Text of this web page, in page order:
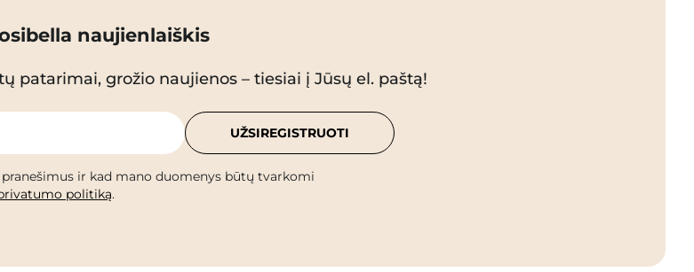
naujienlaiškis
patarimai, grožio naujienos – tiesiai į Jūsų el. paštą!
ir kad mano duomenys būtų tvarkomi
politiką.
UŽSIREGISTRUOTI